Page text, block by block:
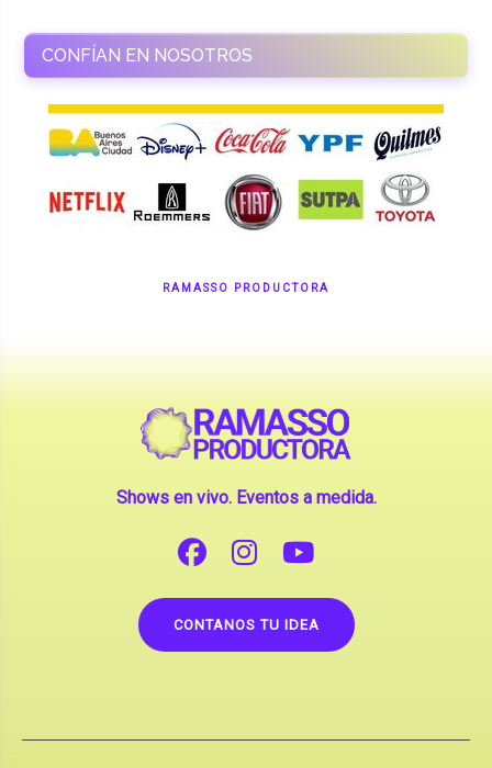
RAMASSO PRODUCTORA